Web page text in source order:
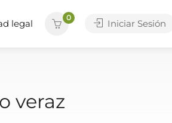
legal
0
Iniciar Sesión
veraz